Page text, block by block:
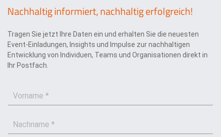
Nachhaltig informiert, nachhaltig erfolgreich!
Tragen Sie jetzt Ihre Daten ein und erhalten Sie die neuesten
Event-Einladungen, Insights und Impulse zur nachhaltigen
Entwicklung von Individuen, Teams und Organisationen direkt in
Ihr Postfach.
a